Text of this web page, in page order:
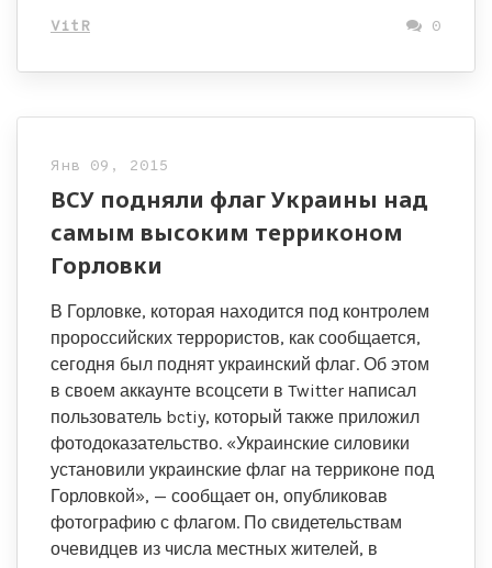
VitR 0
Янв 09, 2015
ВСУ подняли флаг Украины над
самым высоким терриконом
Горловки
В Горловке, которая находится под контролем
пророссийских террористов, как сообщается,
сегодня был поднят украинский флаг. Об этом
в своем аккаунте всоцсети в Twitter написал
пользователь bctiy, который также приложил
фотодоказательство. «Украинские силовики
установили украинские флаг на терриконе под
Горловкой», — сообщает он, опубликовав
фотографию с флагом. По свидетельствам
очевидцев из числа местных жителей, в